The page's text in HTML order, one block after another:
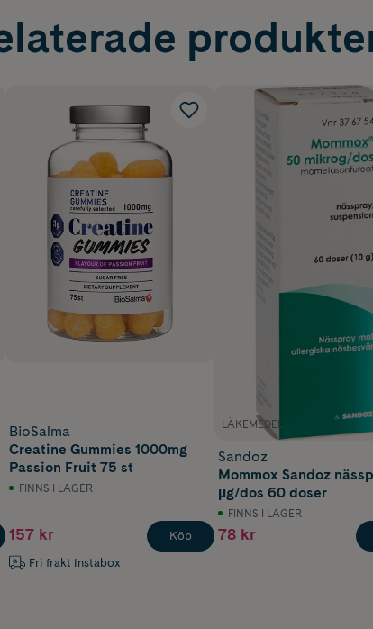
BioSalma
Creatine Gummies 1000mg
Passion Fruit 75 st
FINNS I LAGER
157 kr
Fri frakt Instabox
Köp
LÄKEMEDEL
Sandoz
Mommox Sandoz
µg/dos 60 doser
FINNS I LAGER
78 kr